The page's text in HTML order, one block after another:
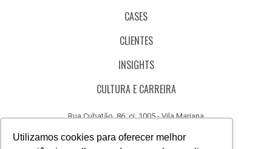
Utilizamos cookies para oferecer melhor
CASES
CLIENTES
INSIGHTS
CULTURA E CARREIRA
Rua Cubatão, 86, cj. 1005 - Vila Mariana